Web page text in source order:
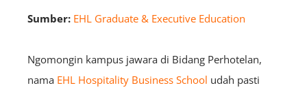
Sumber: EHL Graduate & Executive Education
Ngomongin kampus jawara di Bidang Perhotelan,
nama EHL Hospitality Business School udah pasti